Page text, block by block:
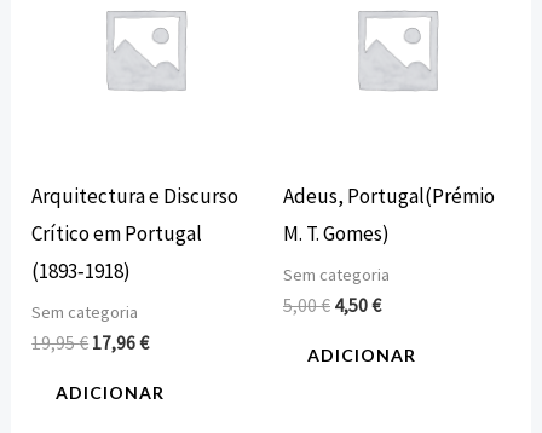
Arquitectura e Discurso
Crítico em Portugal
(1893‑1918)
Sem categoria
19,95€
era:
19,95 €.
17,96€
é:
17,96 €.
ADICIONAR
Adeus, Portugal(Prémio
M. T. Gomes)
Sem categoria
5,00€
era:
5,00 €.
4,50€
é:
4,50 €.
ADICIONAR